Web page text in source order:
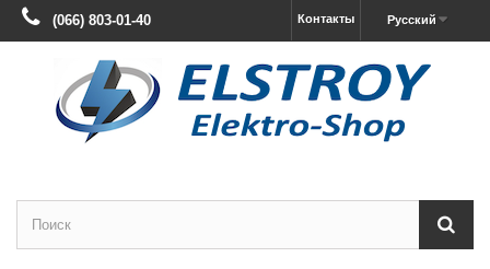
Русский
Контакты
(066) 803-01-40